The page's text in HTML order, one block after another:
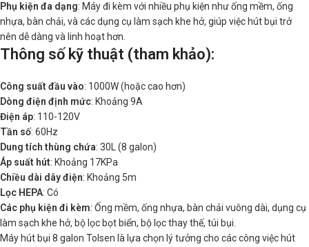
Phụ kiện đa dạng: Máy đi kèm với nhiều phụ kiện như ống mềm, ống
nhựa, bàn chải, và các dụng cụ làm sạch khe hở, giúp việc hút bụi trở
nên dễ dàng và linh hoạt hơn.
Thông số kỹ thuật (tham khảo):
Công suất đầu vào: 1000W (hoặc cao hơn)
Dòng điện định mức: Khoảng 9A
Điện áp: 110-120V
Tần số: 60Hz
Dung tích thùng chứa: 30L (8 galon)
Áp suất hút: Khoảng 17KPa
Chiều dài dây điện: Khoảng 5m
Lọc HEPA: Có
Các phụ kiện đi kèm: Ống mềm, ống nhựa, bàn chải vuông dài, dụng cụ
làm sạch khe hở, bộ lọc bọt biển, bộ lọc thay thế, túi bụi.
Máy hút bụi 8 galon Tolsen là lựa chọn lý tưởng cho các công việc hút